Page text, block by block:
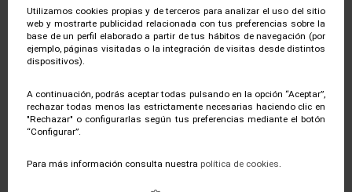
Utilizamos cookies propias y de terceros para analizar el uso del sitio
web y mostrarte publicidad relacionada con tus preferencias sobre la
base de un perfil elaborado a partir de tus hábitos de navegación (por
ejemplo, páginas visitadas o la integración de visitas desde distintos
dispositivos).
A continuación, podrás aceptar todas pulsando en la opción “Aceptar”,
rechazar todas menos las estrictamente necesarias haciendo clic en
"Rechazar" o configurarlas según tus preferencias mediante el botón
“Configurar”.
Para más información consulta nuestra política de cookies.
EZVIZ H3 2K CAMARA DE VIDEO
EZVIZ
Ver producto
RIELLO
Ver producto